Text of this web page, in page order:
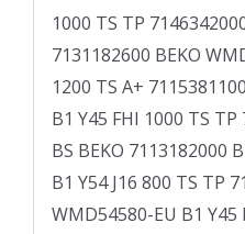
1000 TS TP
7131182600 BEKO
1200 TS A+
B1 Y45 FHI 1000 TS
BS BEKO 7113182000
B1 Y54 J16 800 TS TP
WMD54580-EU B1 Y45